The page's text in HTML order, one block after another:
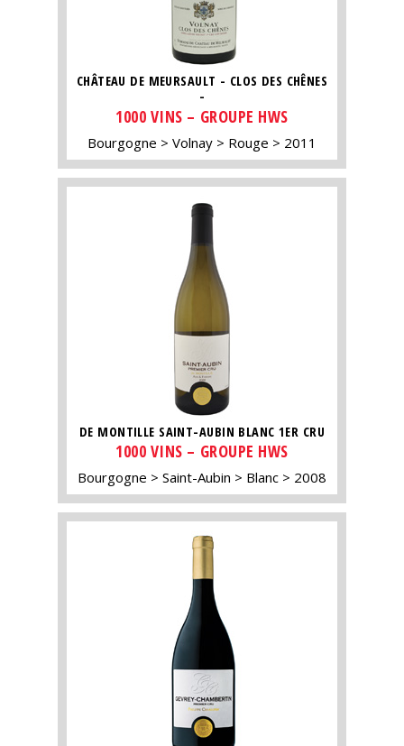
CHÂTEAU DE MEURSAULT - CLOS DES CHÊNES
-
1000 VINS – GROUPE HWS
Bourgogne Volnay Rouge 2011
DE MONTILLE SAINT-AUBIN BLANC 1ER CRU
1000 VINS – GROUPE HWS
Bourgogne Saint-Aubin Blanc 2008